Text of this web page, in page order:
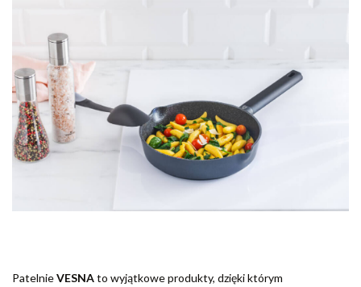
PatelnieVESNAto wyjątkowe produkty, dzięki którym